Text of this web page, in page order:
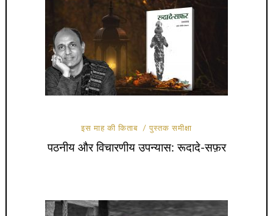
इस माह की किताब पुस्तक समीक्षा
पठनीय और विचारणीय उपन्यास: रूदादे-सफ़र